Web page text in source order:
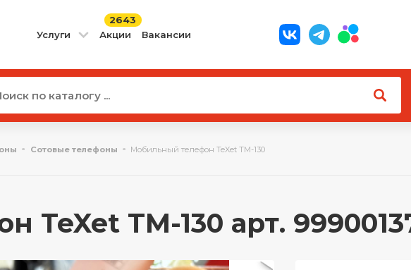
Услуги Акции
2643
Вакансии
Сотовые телефоны Мобильный телефон TeXet TM-130
TM-130 арт.